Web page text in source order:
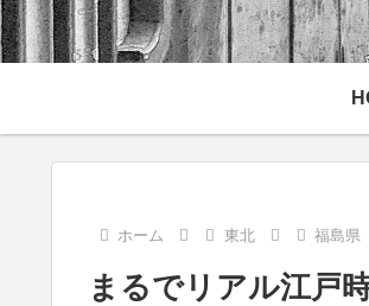
ホーム 東北 福島県
まるでリアル江戸